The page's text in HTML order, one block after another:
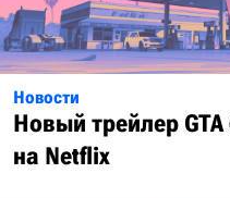
Новости
Новый трейлер GTA
на Netflix